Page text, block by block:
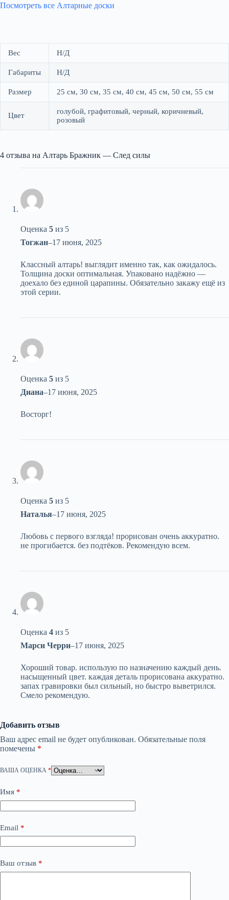
Посмотреть все Алтарные доски
Вес Н/Д
Габариты Н/Д
Размер 25 см, 30 см, 35 см, 40 см, 45 см, 50 см, 55 см
Цвет
голубой, графитовый, черный, коричневый,
розовый
4 отзыва на Алтарь Бражник — След силы
Оценка 5 из 5
Тогжан–17 июня, 2025
Классный алтарь! выглядит именно так, как ожидалось.
Толщина доски оптимальная. Упаковано надёжно —
доехало без единой царапины. Обязательно закажу ещё из
этой серии.
Оценка 5 из 5
Диана–17 июня, 2025
Восторг!
Оценка 5 из 5
Наталья–17 июня, 2025
Любовь с первого взгляда! прорисован очень аккуратно.
не прогибается. без подтёков. Рекомендую всем.
Оценка 4 из 5
Марси Черри–17 июня, 2025
Хороший товар. использую по назначению каждый день.
насыщенный цвет. каждая деталь прорисована аккуратно.
запах гравировки был сильный, но быстро выветрился.
Смело рекомендую.
Добавить отзыв
Ваш адрес email не будет опубликован. Обязательные поля
помечены *
ВАША ОЦЕНКА *
Имя *
Email *
Ваш отзыв *